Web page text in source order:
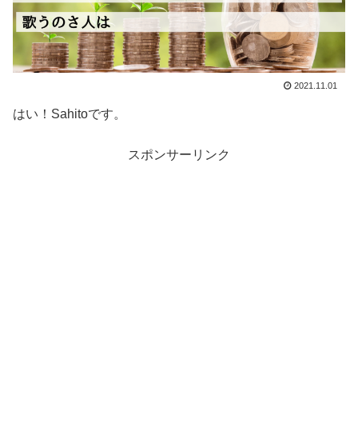
2021.11.01
はい！Sahitoです。
スポンサーリンク